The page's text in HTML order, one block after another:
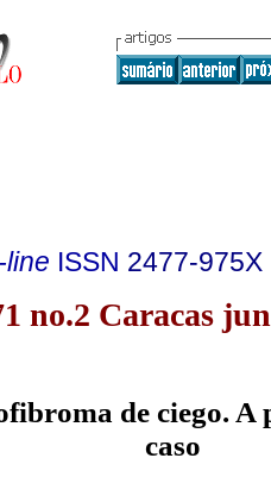
line ISSN 2477-975X
no.2 Caracas
de ciego. A
caso